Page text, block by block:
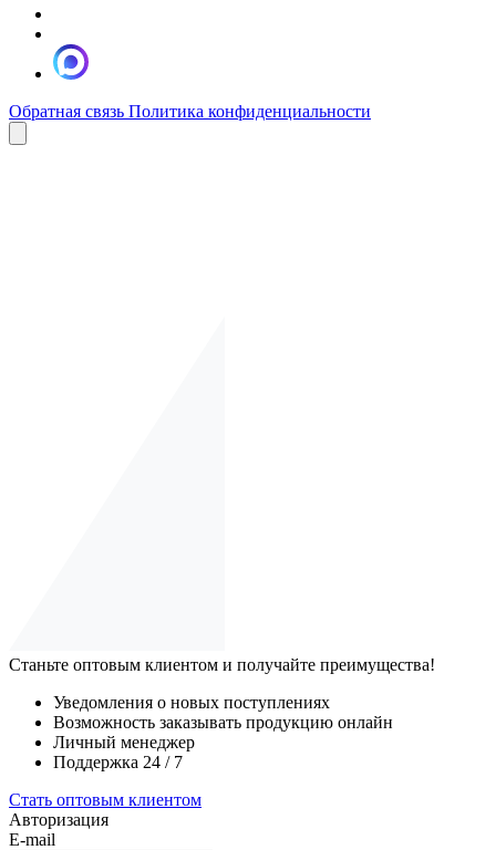
Обратная связь Политика конфиденциальности
Станьте оптовым клиентом и получайте преимущества!
Уведомления о новых поступлениях
Возможность заказывать продукцию онлайн
Личный менеджер
Поддержка 24 / 7
Стать оптовым клиентом
Авторизация
E-mail